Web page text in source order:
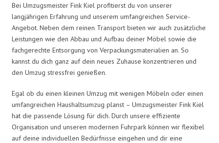
Bei Umzugsmeister Fink Kiel profitierst du von unserer
langjährigen Erfahrung und unserem umfangreichen Service-
Angebot. Neben dem reinen Transport bieten wir auch zusätzliche
Leistungen wie den Abbau und Aufbau deiner Möbel sowie die
fachgerechte Entsorgung von Verpackungsmaterialien an. So
kannst du dich ganz auf dein neues Zuhause konzentrieren und
den Umzug stressfrei genießen.
Egal ob du einen kleinen Umzug mit wenigen Möbeln oder einen
umfangreichen Haushaltsumzug planst – Umzugsmeister Fink Kiel
hat die passende Lösung für dich. Durch unsere effiziente
Organisation und unseren modernen Fuhrpark können wir flexibel
auf deine individuellen Bedürfnisse eingehen und dir eine